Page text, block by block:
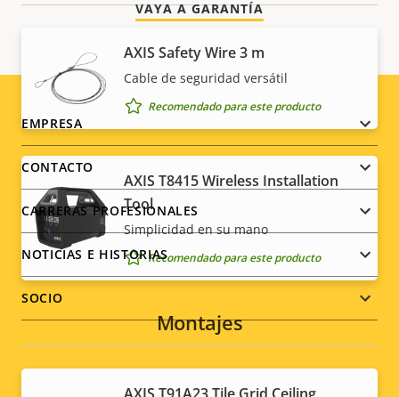
AXIS Safety Wire 3 m
Cable de seguridad versátil
Recomendado para este producto
AXIS T8415 Wireless Installation
Tool
Simplicidad en su mano
Recomendado para este producto
Montajes
VAYA A GARANTÍA
Footer
menu
EMPRESA
CONTACTO
CARRERAS PROFESIONALES
NOTICIAS E HISTORIAS
SOCIO